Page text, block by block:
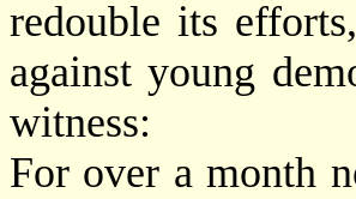
redouble its
against young
witness:
For over a month